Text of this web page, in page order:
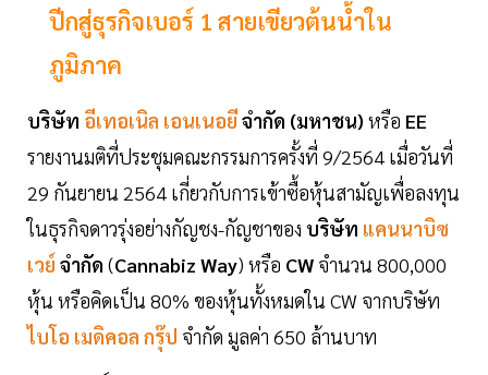
ปีกสู่ธุรกิจเบอร์ 1 สายเขียวต้นน้ำใน
ภูมิภาค
บริษัท อีเทอเนิล เอนเนอยีจำกัด (มหาชน) หรือ EE
รายงานมติที่ประชุมคณะกรรมการครั้งที่ 9/2564 เมื่อวันที่
29 กันยายน 2564 เกี่ยวกับการเข้าซื้อหุ้นสามัญเพื่อลงทุน
ในธุรกิจดาวรุ่งอย่างกัญชง-กัญชาของ บริษัท แคนนาบิซ
เวย์ จำกัด (Cannabiz Way) หรือ CW จำนวน 800,000
หุ้น หรือคิดเป็น 80% ของหุ้นทั้งหมดใน CW จากบริษัท
ไบโอ เมดิคอล กรุ๊ป จำกัด มูลค่า 650 ล้านบาท